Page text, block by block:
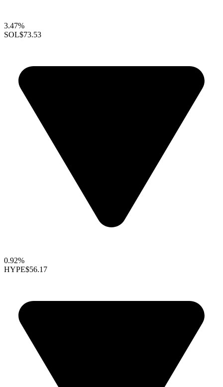
3.47%
SOL$73.53
0.92%
HYPE$56.17